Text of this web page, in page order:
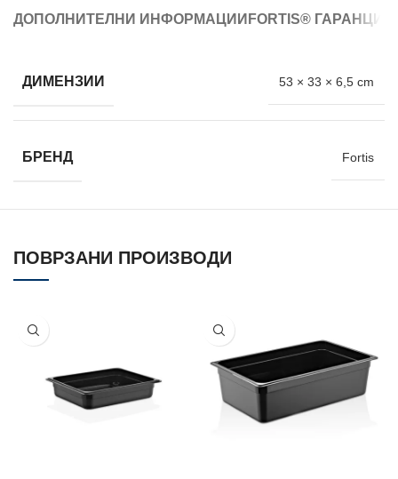
ДОПОЛНИТЕЛНИ ИНФОРМАЦИИ FORTIS®
ДИМЕНЗИИ 53 × 33 × 6,5 cm
БРЕНД Fortis
ПОВРЗАНИ ПРОИЗВОДИ